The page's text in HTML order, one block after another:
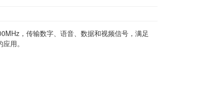
，传输数字、语音、数据和视频信号，满足
用。